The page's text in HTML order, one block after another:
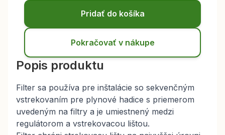
Pridať do košíka
Pokračovať v nákupe
Popis produktu
Filter sa používa pre inštalácie so sekvenčným
vstrekovaním pre plynové hadice s priemerom
uvedeným na filtry a je umiestnený medzi
regulátorom a vstrekovacou lištou.